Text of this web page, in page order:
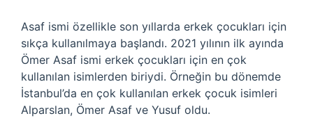
Asaf ismi özellikle son yıllarda erkek çocukları için
sıkça kullanılmaya başlandı. 2021 yılının ilk ayında
Ömer Asaf ismi erkek çocukları için en çok
kullanılan isimlerden biriydi. Örneğin bu dönemde
İstanbul’da en çok kullanılan erkek çocuk isimleri
Alparslan, Ömer Asaf ve Yusuf oldu.